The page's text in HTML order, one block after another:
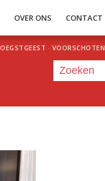
OVER ONS CONTACT
OEGSTGEEST · VOORSCHOTEN